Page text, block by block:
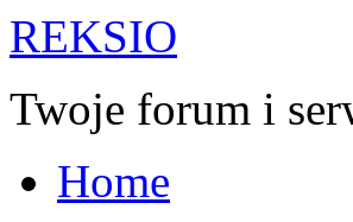
REKSIO
Twoje forum i
Home